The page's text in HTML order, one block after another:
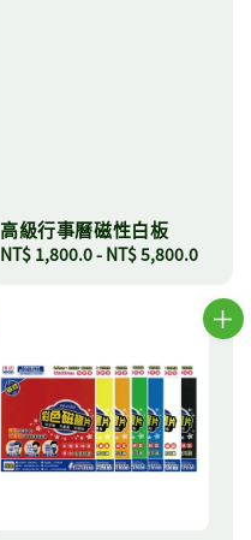
高級行事曆磁性白板
Regular
NT$ 1,800.0- NT$ 5,800.0